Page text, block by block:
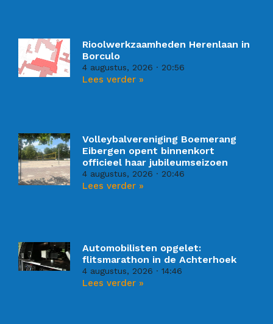
Rioolwerkzaamheden Herenlaan in
Borculo
4 augustus, 2026 20:56
Lees verder »
Volleybalvereniging Boemerang
Eibergen opent binnenkort
officieel haar jubileumseizoen
4 augustus, 2026 20:46
Lees verder »
Automobilisten opgelet:
flitsmarathon in de Achterhoek
4 augustus, 2026 14:46
Lees verder »